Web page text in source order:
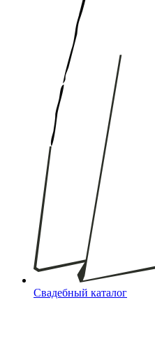
Свадебный каталог